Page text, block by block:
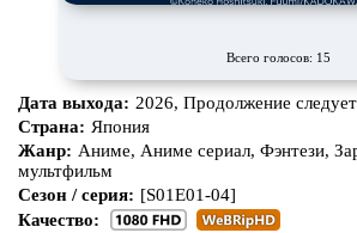
Всего голосов: 15
Дата выхода: 2026, Продолжение
Страна: Япония
Жанр: Аниме, Аниме сериал, Фэнтези,
мультфильм
Сезон / серия: [S01E01-04]
Качество: